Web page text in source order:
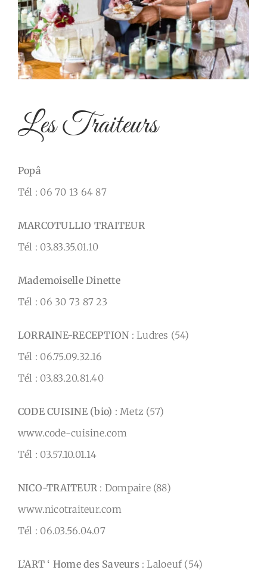
Les Traiteurs
Popâ
Tél : 06 70 13 64 87
MARCOTULLIO TRAITEUR
Tél : 03.83.35.01.10
Mademoiselle Dinette
Tél : 06 30 73 87 23
LORRAINE-RECEPTION : Ludres (54)
Tél : 06.75.09.32.16
Tél : 03.83.20.81.40
CODE CUISINE (bio) : Metz (57)
www.code-cuisine.com
Tél : 03.57.10.01.14
NICO-TRAITEUR : Dompaire (88)
www.nicotraiteur.com
Tél : 06.03.56.04.07
L’ART ‘ Home des Saveurs : Laloeuf (54)